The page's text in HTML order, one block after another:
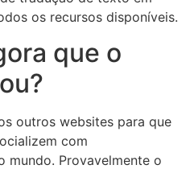
os recursos disponíveis.
que o
outros websites para que
com
mundo. Provavelmente o